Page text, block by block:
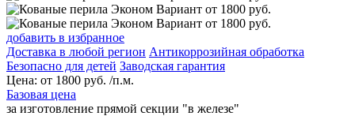
добавить в избранное
Доставка в любой регион Антикоррозийная обработка
Безопасно для детей Заводская гарантия
Цена: от 1800 руб. /п.м.
Базовая цена
за изготовление прямой секции "в железе"